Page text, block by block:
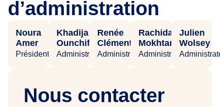
d’administration
Noura
Amer
Présidente
Khadija
Ounchif
Administratrice
Renée
Clément
Administratrice
Rachida
Mokhtari
Administratrice
Julien
Wolsey
Nous contacter